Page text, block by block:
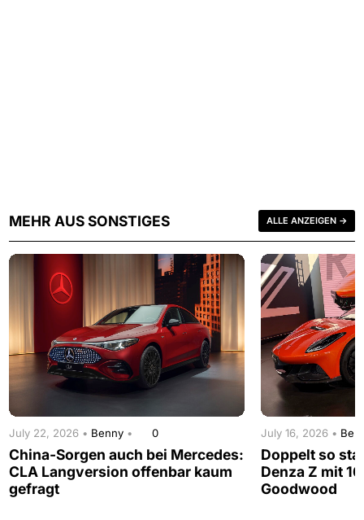
MEHR AUS SONSTIGES ALLE ANZEIGEN →
July 22, 2026 • Benny • 0
China-Sorgen auch bei Mercedes:
CLA Langversion offenbar kaum
gefragt
July 16, 2026 •
Doppelt so
Denza Z mit
Goodwood